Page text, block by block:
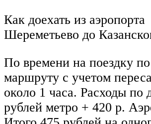
Как доехать из аэропорта
Шереметьево до
По времени на поездку
маршруту с учетом
около 1 часа. Расходы по
рублей метро + 420 р.